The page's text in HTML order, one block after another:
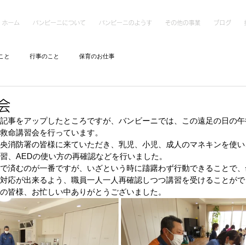
ホーム バンビーニについて バンビーニのようす その他の事業 ブログ
と 行事のこと 保育のお仕事
事をアップしたところですが、バンビーニでは、この遠足の日の午
命講習会を行っています。
消防署の皆様に来ていただき、乳児、小児、成人のマネキンを使
、AEDの使い方の再確認などを行いました。
済むのが一番ですが、いざという時に躊躇わず行動できることで
応が出来るよう、職員一人一人再確認しつつ講習を受けることがで
皆様、お忙しい中ありがとうございました。